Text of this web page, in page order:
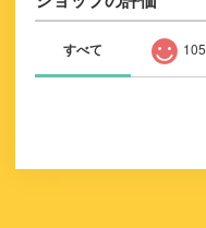
すべて 105